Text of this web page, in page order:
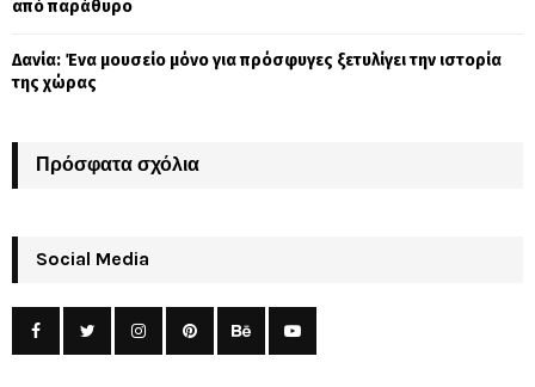
από παράθυρο
Δανία: Ένα μουσείο μόνο για πρόσφυγες ξετυλίγει την ιστορία
της χώρας
Πρόσφατα σχόλια
Social Media